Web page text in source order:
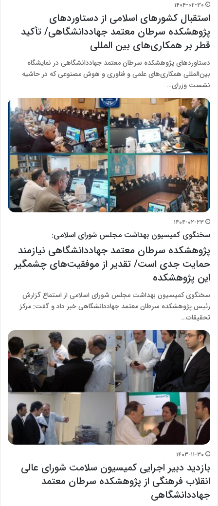
۱۴۰۴-۰۲-۳۰
استقبال کشورهای اسلامی از دستاوردهای
پژوهشکده سرطان معتمد جهاددانشگاهی/ تأکید
قطر بر همکاری‌های بین المللی
دستاوردهای پژوهشکده سرطان معتمد جهاددانشگاهی در نمایشگاه
بین‌المللی همکاری‌های علمی و فناوری و هوش مصنوعی که در حاشیه
نشست وزرای…
۱۴۰۴-۰۲-۲۳
سخنگوی کمیسیون بهداشت مجلس شورای اسلامی:
پژوهشکده سرطان معتمد جهاددانشگاهی نیازمند
حمایت جدی است/ تقدیر از موفقیت‌های چشمگیر
این پژوهشکده
سخنگوی کمیسیون بهداشت مجلس شورای اسلامی از استماع گزارش
رئیس پژوهشکده سرطان معتمد جهاددانشگاهی خبر داد و گفت: مرکز
تحقیقات…
۱۴۰۳-۱۱-۳۰
بازدید دبیر اجرایی کمیسیون سلامت شورای عالی
انقلاب فرهنگی از پژوهشکده سرطان معتمد
جهاددانشگاهی